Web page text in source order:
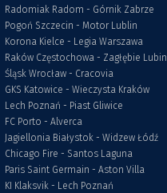
Radomiak Radom - Górnik Zabrze
Pogoń Szczecin - Motor Lublin
Korona Kielce - Legia Warszawa
Raków Częstochowa - Zagłębie Lubin
Śląsk Wrocław - Cracovia
GKS Katowice - Wieczysta Kraków
Lech Poznań - Piast Gliwice
FC Porto - Alverca
Jagiellonia Białystok - Widzew Łódź
Chicago Fire - Santos Laguna
Paris Saint Germain - Aston Villa
KI Klaksvik - Lech Poznań